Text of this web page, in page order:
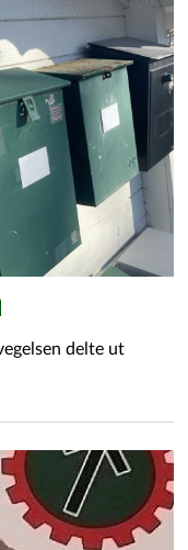
delte ut